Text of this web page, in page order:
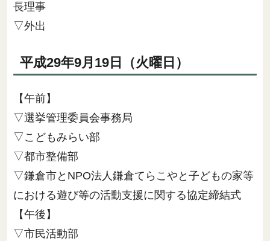
長理事
▽外出
平成29年9月19日（火曜日）
【午前】
▽選挙管理委員会事務局
▽こどもみらい部
▽都市整備部
▽鎌倉市とNPO法人鎌倉てらこやと子どもの家等
における遊び等の活動支援に関する協定締結式
【午後】
▽市民活動部